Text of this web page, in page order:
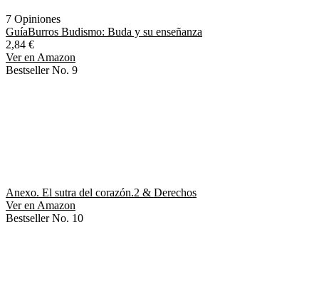
7 Opiniones
GuíaBurros Budismo: Buda y su enseñanza
2,84 €
Ver en Amazon
Bestseller No. 9
Anexo. El sutra del corazón.2 & Derechos
Ver en Amazon
Bestseller No. 10